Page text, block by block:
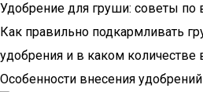
Удобрение для груши: советы
Как правильно подкармливать
удобрения и в каком количестве
Особенности внесения